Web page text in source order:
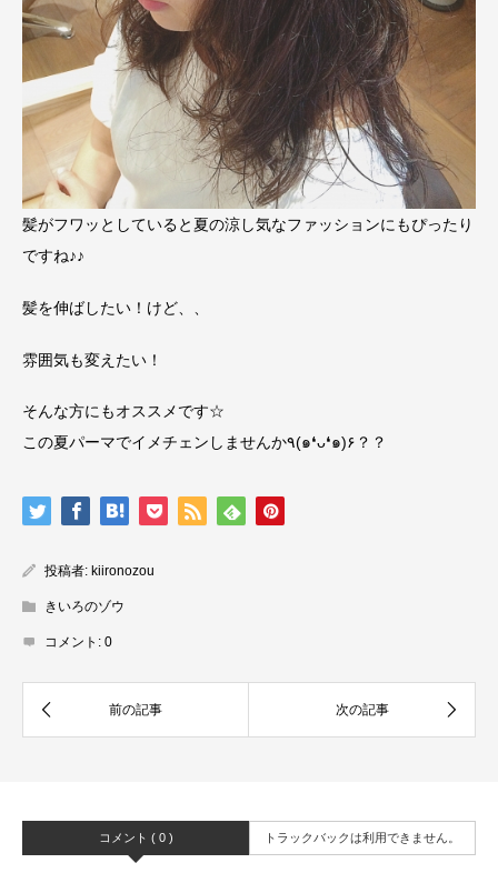
髪がフワッとしていると夏の涼し気なファッションにもぴったり
ですね♪♪
髪を伸ばしたい！けど、、
雰囲気も変えたい！
そんな方にもオススメです☆
この夏パーマでイメチェンしませんか٩(๑❛ᴗ❛๑)۶？？
投稿者: kiironozou
きいろのゾウ
コメント: 0
コメント ( 0 ) トラックバックは利用できません。